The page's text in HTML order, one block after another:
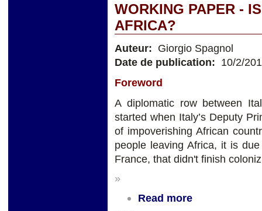
WORKING PAPER -
AFRICA?
Auteur: Giorgio Spagnol
Date de publication: 10/2/
Foreword
A diplomatic row between
started when Italy’s Deputy
of impoverishing African
people leaving Africa, it is
France, that didn't finish
»
Read more